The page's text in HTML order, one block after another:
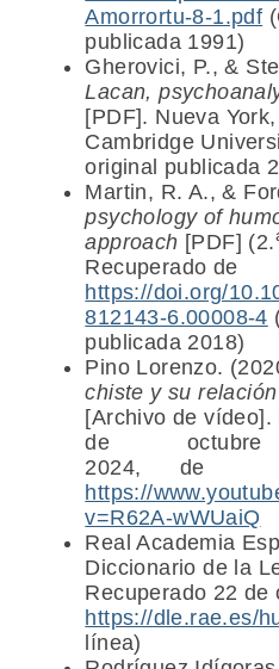
Amorrortu-8-1.pdf
publicada 1991)
Gherovici, P., &
Lacan,
[PDF]. Nueva
Cambridge
original publicada
Martin, R. A., &
psychology of
approach [PDF] (2.
Recuperado de
https://doi.org/
812143-6.00008-4
publicada 2018)
Pino Lorenzo.
chiste y su
[Archivo de
de
2024, de
https://
v=R62A-wWUaiQ
Real Academia
Diccionario de la
Recuperado 22 de
https://dle.rae.es/
línea)